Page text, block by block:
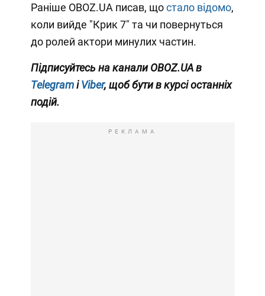
Раніше OBOZ.UA писав, щостало відомо,
коли вийде "Крик 7" та чи повернуться
до ролей актори минулих частин.
Підписуйтесь на канали OBOZ.UA в
TelegramіViber, щоб бути в курсі останніх
подій.
РЕКЛАМА